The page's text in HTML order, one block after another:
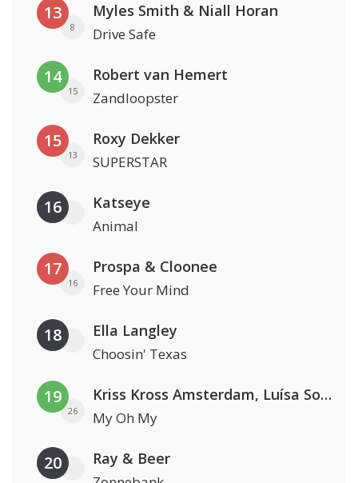
13
8
Myles Smith & Niall Horan
Drive Safe
14
15
Robert van Hemert
Zandloopster
15
13
Roxy Dekker
SUPERSTAR
16 Katseye
Animal
17
16
Prospa & Cloonee
Free Your Mind
18 Ella Langley
Choosin' Texas
19
26
Kriss Kross Amsterdam, Luísa Sonza & Willy William
My Oh My
20 Ray & Beer